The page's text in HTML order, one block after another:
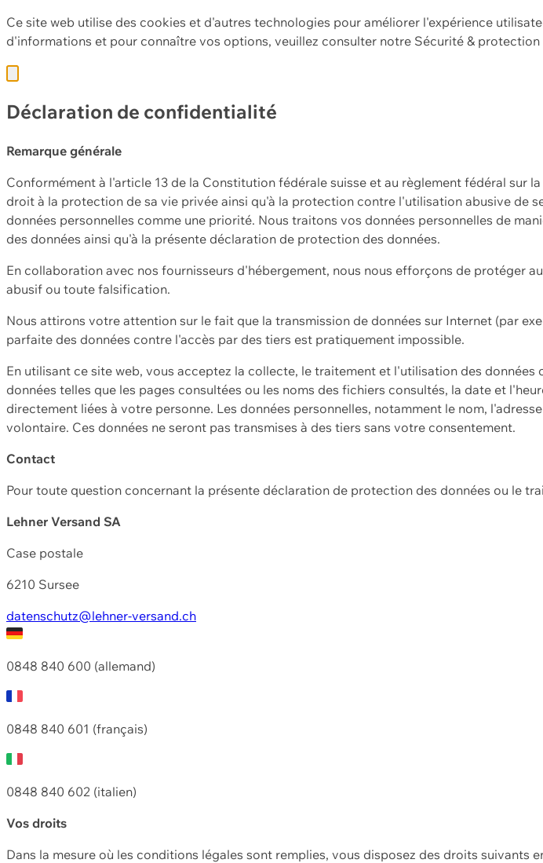
Ce site web utilise des cookies et d'autres technologies pour améliorer l'expérience
d'informations et pour connaître vos options, veuillez consulter notre Sécurité & protection
Déclaration de confidentialité
Remarque générale
Conformément à l'article 13 de la Constitution fédérale suisse et au règlement fédéral sur
droit à la protection de sa vie privée ainsi qu'à la protection contre l'utilisation abusive de
données personnelles comme une priorité. Nous traitons vos données personnelles de
des données ainsi qu'à la présente déclaration de protection des données.
En collaboration avec nos fournisseurs d'hébergement, nous nous efforçons de protéger
abusif ou toute falsification.
Nous attirons votre attention sur le fait que la transmission de données sur Internet (par
parfaite des données contre l'accès par des tiers est pratiquement impossible.
En utilisant ce site web, vous acceptez la collecte, le traitement et l'utilisation des
données telles que les pages consultées ou les noms des fichiers consultés, la date et
directement liées à votre personne. Les données personnelles, notamment le nom,
volontaire. Ces données ne seront pas transmises à des tiers sans votre consentement.
Contact
Pour toute question concernant la présente déclaration de protection des données ou le
Lehner Versand SA
Case postale
6210 Sursee
datenschutz@lehner-versand.ch
0848 840 600 (allemand)
0848 840 601 (français)
0848 840 602 (italien)
Vos droits
Dans la mesure où les conditions légales sont remplies, vous disposez des droits suivants